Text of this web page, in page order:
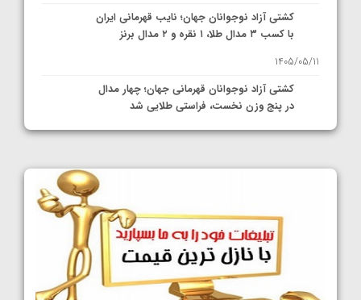
کشتی آزاد نوجوانان جهان؛ نایب قهرمانی ایران
با کسب ۳ مدال طلا، ۱ نقره و ۲ مدال برنز
1405/05/11
کشتی آزاد نوجوانان قهرمانی جهان؛ چهار مدال
در پنج وزن نخست، فراستی طلایی شد
1405/05/11
کشتی آزاد نوجوانان جهان؛ رقبای نمایندگان
ایران مشخص شدند
1405/05/08